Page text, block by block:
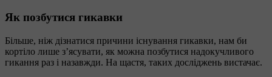
Як позбутися гикавки
Більше, ніж дізнатися причини існування гикавки, нам би
кортіло лише з’ясувати, як можна позбутися надокучливого
гикання раз і назавжди. На щастя, таких досліджень вистачає.